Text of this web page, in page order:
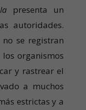
presenta un
autoridades.
se registran
organismos
y rastrear el
a muchos
estrictas y a